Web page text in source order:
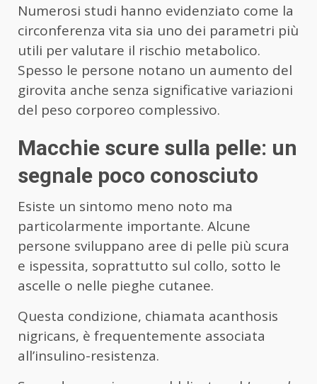
Numerosi studi hanno evidenziato come la
circonferenza vita sia uno dei parametri più
utili per valutare il rischio metabolico.
Spesso le persone notano un aumento del
girovita anche senza significative variazioni
del peso corporeo complessivo.
Macchie scure sulla pelle: un
segnale poco conosciuto
Esiste un sintomo meno noto ma
particolarmente importante. Alcune
persone sviluppano aree di pelle più scura
e ispessita, soprattutto sul collo, sotto le
ascelle o nelle pieghe cutanee.
Questa condizione, chiamata acanthosis
nigricans, è frequentemente associata
all’insulino-resistenza.